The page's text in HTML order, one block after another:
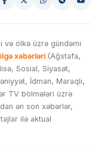
və ölkə üzrə gündəmi
xəbərləri (Ağstafa,
Sosial, Siyasət,
İdman, Maraqlı,
TV bölmələri üzrə
ən son xəbərlər,
ilə aktual